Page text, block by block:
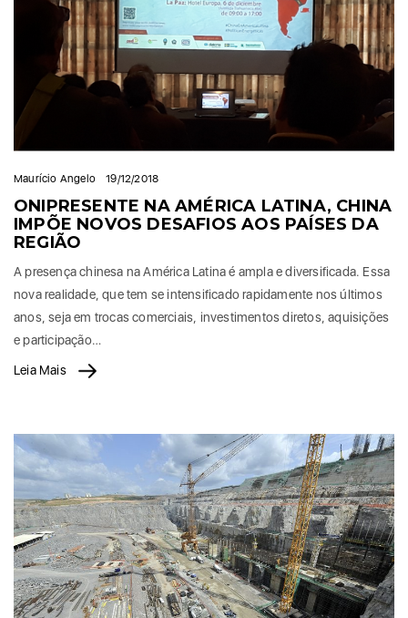
Maurício Angelo 19/12/2018
ONIPRESENTE NA AMÉRICA LATINA, CHINA
IMPÕE NOVOS DESAFIOS AOS PAÍSES DA
REGIÃO
A presença chinesa na América Latina é ampla e diversificada. Essa
nova realidade, que tem se intensificado rapidamente nos últimos
anos, seja em trocas comerciais, investimentos diretos, aquisições
e participação…
Leia Mais